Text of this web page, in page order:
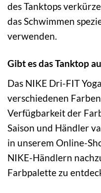
des Tanktops
das Schwimmen
verwenden.
Gibt es das Tanktop
Das NIKE Dri-FIT
verschiedenen
Verfügbarkeit der
Saison und Händler
in unserem Online-
NIKE-Händlern
Farbpalette zu